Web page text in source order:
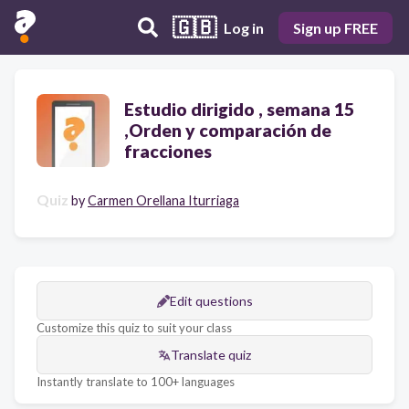
🇬🇧 Log in Sign up FREE
Estudio dirigido , semana 15
,Orden y comparación de
fracciones
Quiz byCarmen Orellana Iturriaga
Edit questions
Customize this quiz to suit your class
Translate quiz
Instantly translate to 100+ languages